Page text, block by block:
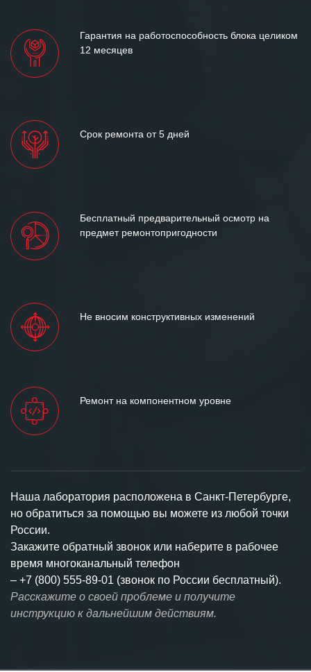
Гарантия на работоспособность блока целиком
12 месяцев
Срок ремонта от 5 дней
Бесплатный предварительный осмотр на
предмет ремонтопригодности
Не вносим конструктивных изменений
Ремонт на компонентном уровне
Наша лаборатория расположена в Санкт-Петербурге,
но обратиться за помощью вы можете из любой точки
России.
Закажите обратный звонок или наберите в рабочее
время многоканальный телефон
– +7 (800) 555-89-01 (звонок по России бесплатный).
Расскажите о своей проблеме и получите
инструкцию к дальнейшим действиям.